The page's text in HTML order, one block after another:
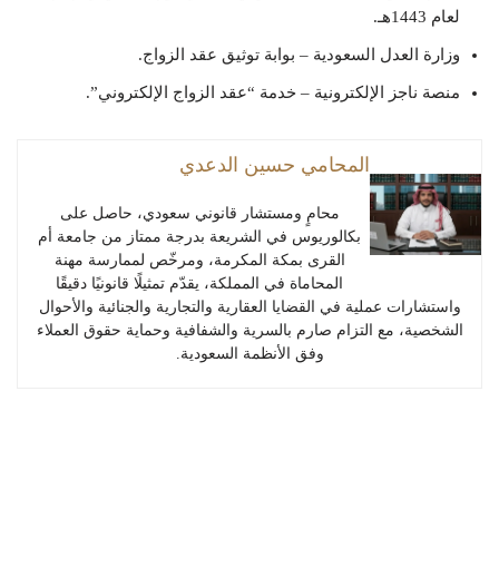
لعام 1443هـ.
وزارة العدل السعودية – بوابة توثيق عقد الزواج.
منصة ناجز الإلكترونية – خدمة “عقد الزواج الإلكتروني”.
المحامي حسين الدعدي
محامٍ ومستشار قانوني سعودي، حاصل على
بكالوريوس في الشريعة بدرجة ممتاز من جامعة أم
القرى بمكة المكرمة، ومرخّص لممارسة مهنة
المحاماة في المملكة، يقدّم تمثيلًا قانونيًا دقيقًا
واستشارات عملية في القضايا العقارية والتجارية والجنائية والأحوال
الشخصية، مع التزام صارم بالسرية والشفافية وحماية حقوق العملاء
وفق الأنظمة السعودية.